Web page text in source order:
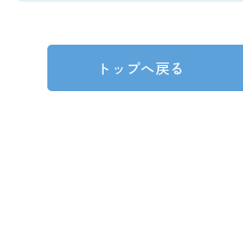
トップへ戻る